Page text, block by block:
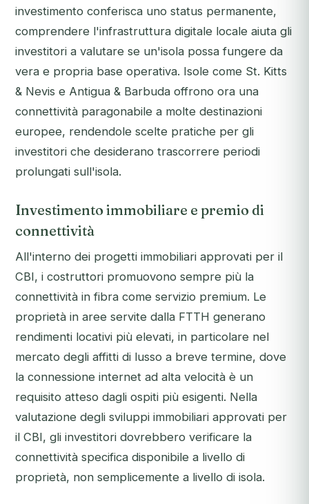
investimento conferisca uno status permanente,
comprendere l'infrastruttura digitale locale aiuta gli
investitori a valutare se un'isola possa fungere da
vera e propria base operativa. Isole come St. Kitts
& Nevis e Antigua & Barbuda offrono ora una
connettività paragonabile a molte destinazioni
europee, rendendole scelte pratiche per gli
investitori che desiderano trascorrere periodi
prolungati sull'isola.
Investimento immobiliare e premio di
connettività
All'interno dei progetti immobiliari approvati per il
CBI, i costruttori promuovono sempre più la
connettività in fibra come servizio premium. Le
proprietà in aree servite dalla FTTH generano
rendimenti locativi più elevati, in particolare nel
mercato degli affitti di lusso a breve termine, dove
la connessione internet ad alta velocità è un
requisito atteso dagli ospiti più esigenti. Nella
valutazione degli sviluppi immobiliari approvati per
il CBI, gli investitori dovrebbero verificare la
connettività specifica disponibile a livello di
proprietà, non semplicemente a livello di isola.